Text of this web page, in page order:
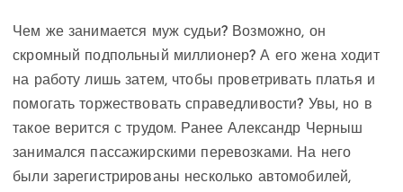
Чем же занимается муж судьи? Возможно, он
скромный подпольный миллионер? А его жена ходит
на работу лишь затем, чтобы проветривать платья и
помогать торжествовать справедливости? Увы, но в
такое верится с трудом. Ранее Александр Черныш
занимался пассажирскими перевозками. На него
были зарегистрированы несколько автомобилей,